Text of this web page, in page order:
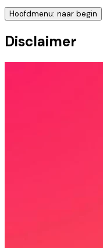
Hoofdmenu: naar begin
Disclaimer